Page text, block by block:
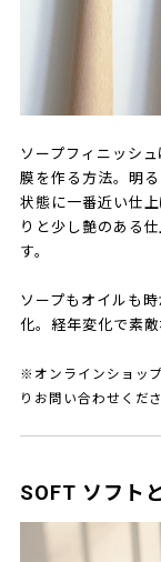
ソープフィニッシ
膜を作る方法。明
状態に一番近い仕
りと少し艶のある
す。
ソープもオイルも
化。経年変化で素敵
※オンラインショッ
りお問い合わせくださ
SOFT ソフト